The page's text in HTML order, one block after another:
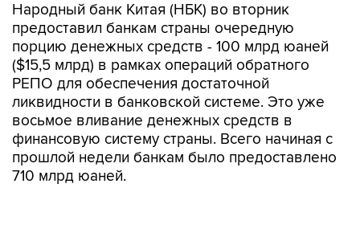
Народный банк Китая (НБК) во вторник
предоставил банкам страны очередную
порцию денежных средств - 100 млрд юаней
($15,5 млрд) в рамках операций обратного
РЕПО для обеспечения достаточной
ликвидности в банковской системе. Это уже
восьмое вливание денежных средств в
финансовую систему страны. Всего начиная с
прошлой недели банкам было предоставлено
710 млрд юаней.